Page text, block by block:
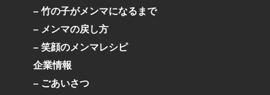
– 竹の子がメンマになるまで
– メンマの戻し方
– 笑顔のメンマレシピ
企業情報
– ごあいさつ